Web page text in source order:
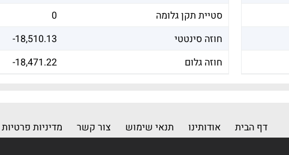
סטיית תקן גלומה
0
חוזה סינטטי
-18,510.13
חוזה גלום
-18,471.22
דף הבית אודותינו תנאי שימוש צור קשר מדיניות פרטיות